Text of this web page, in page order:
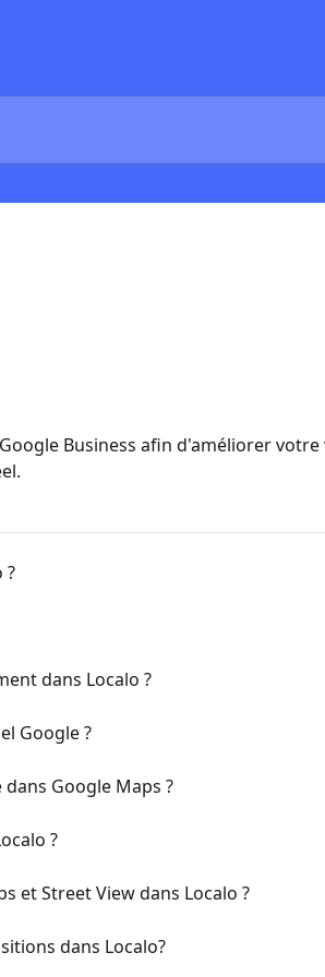
Business afin d'améliorer
?
dans Localo ?
Google ?
Google Maps ?
?
et Street View dans Localo ?
dans Localo?